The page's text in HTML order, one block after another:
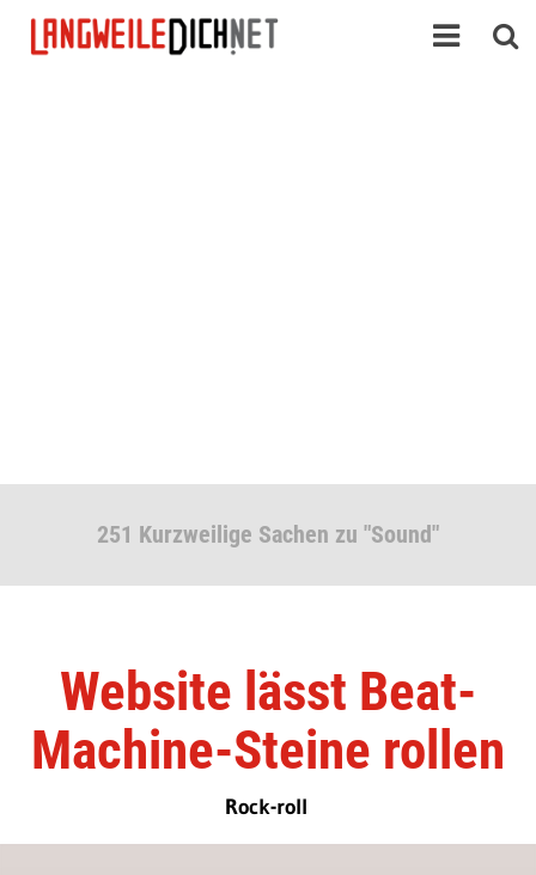
251 Kurzweilige Sachen zu "Sound"
Website lässt Beat-
Machine-Steine rollen
Rock-roll